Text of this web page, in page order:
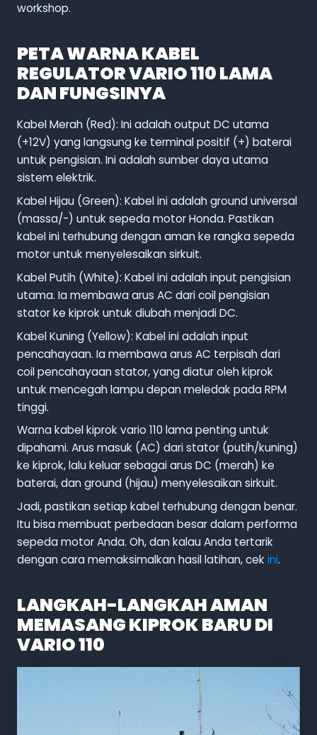
workshop.
PETA WARNA KABEL
REGULATOR VARIO 110 LAMA
DAN FUNGSINYA
Kabel Merah (Red): Ini adalah output DC utama
(+12V) yang langsung ke terminal positif (+) baterai
untuk pengisian. Ini adalah sumber daya utama
sistem elektrik.
Kabel Hijau (Green): Kabel ini adalah ground universal
(massa/-) untuk sepeda motor Honda. Pastikan
kabel ini terhubung dengan aman ke rangka sepeda
motor untuk menyelesaikan sirkuit.
Kabel Putih (White): Kabel ini adalah input pengisian
utama. Ia membawa arus AC dari coil pengisian
stator ke kiprok untuk diubah menjadi DC.
Kabel Kuning (Yellow): Kabel ini adalah input
pencahayaan. Ia membawa arus AC terpisah dari
coil pencahayaan stator, yang diatur oleh kiprok
untuk mencegah lampu depan meledak pada RPM
tinggi.
Warna kabel kiprok vario 110 lama penting untuk
dipahami. Arus masuk (AC) dari stator (putih/kuning)
ke kiprok, lalu keluar sebagai arus DC (merah) ke
baterai, dan ground (hijau) menyelesaikan sirkuit.
Jadi, pastikan setiap kabel terhubung dengan benar.
Itu bisa membuat perbedaan besar dalam performa
sepeda motor Anda. Oh, dan kalau Anda tertarik
dengan cara memaksimalkan hasil latihan, cek ini.
LANGKAH-LANGKAH AMAN
MEMASANG KIPROK BARU DI
VARIO 110